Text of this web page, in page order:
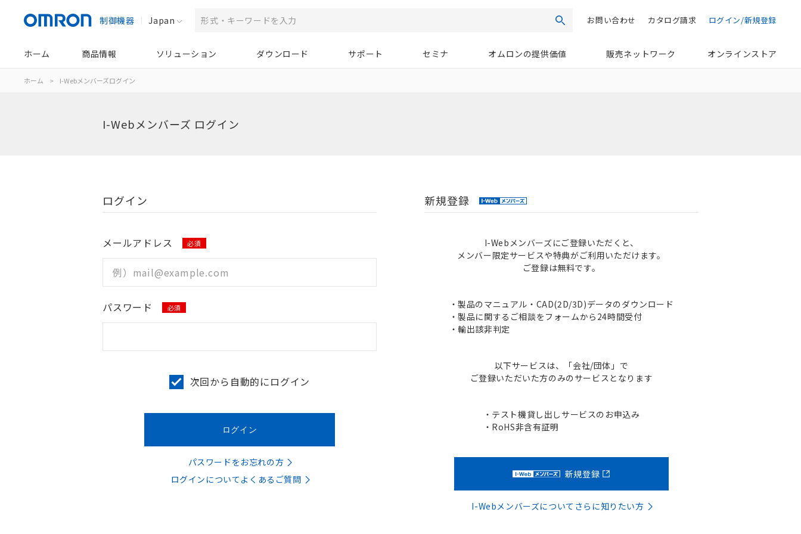
制御機器 Japan 検索 ログイン/新規登録
カタログ請求
お問い合わせ
ホーム 商品情報 ソリューション ダウンロード サポート セミナ オムロンの提供価値 販売ネットワーク オンラインストア
ホーム > I-Webメンバーズログイン
I-Webメンバーズ ログイン
ログイン
メールアドレス 必須
パスワード 必須
次回から自動的にログイン
パスワードをお忘れの方
ログインについてよくあるご質問
新規登録
I-Webメンバーズにご登録いただくと、
メンバー限定サービスや特典がご利用いただけます。
ご登録は無料です。
・製品のマニュアル・CAD(2D/3D)データのダウンロード
・製品に関するご相談をフォームから24時間受付
・輸出該非判定
以下サービスは、「会社/団体」で
ご登録いただいた方のみのサービスとなります
・テスト機貸し出しサービスのお申込み
・RoHS非含有証明
新規登録
I-Webメンバーズについてさらに知りたい方